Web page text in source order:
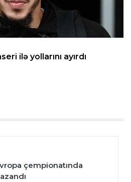
ilə yollarını ayırdı
çempionatında